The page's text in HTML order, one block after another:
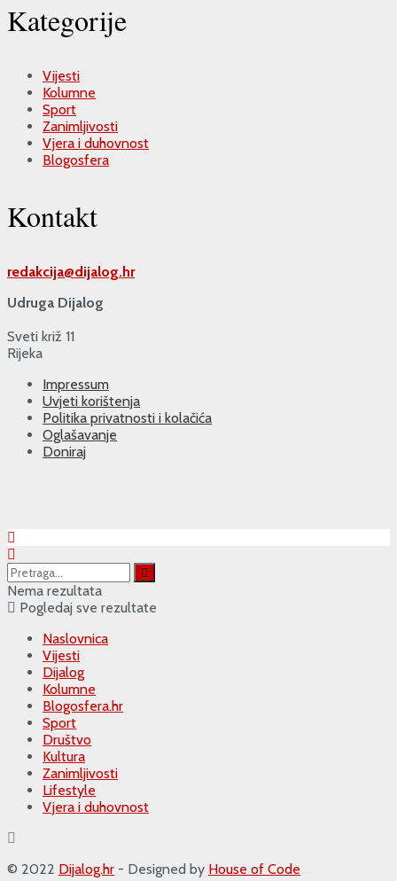
Kategorije
Vijesti
Kolumne
Sport
Zanimljivosti
Vjera i duhovnost
Blogosfera
Kontakt
redakcija@dijalog.hr
Udruga Dijalog
Sveti križ 11
Rijeka
Impressum
Uvjeti korištenja
Politika privatnosti i kolačića
Oglašavanje
Doniraj
Nema rezultata
Pogledaj sve rezultate
Naslovnica
Vijesti
Dijalog
Kolumne
Blogosfera.hr
Sport
Društvo
Kultura
Zanimljivosti
Lifestyle
Vjera i duhovnost
© 2022 Dijalog.hr - Designed by House of Code